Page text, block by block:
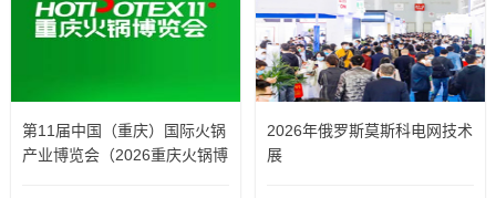
第11届中国（重庆）国际火锅
产业博览会（2026重庆火锅博
2026年俄罗斯莫斯科电网技术
展